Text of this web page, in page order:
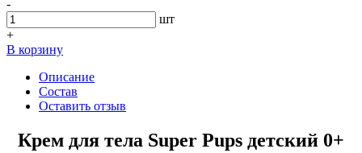
-
шт
+
В корзину
Описание
Состав
Оставить отзыв
Крем для тела Super Pups детский 0+